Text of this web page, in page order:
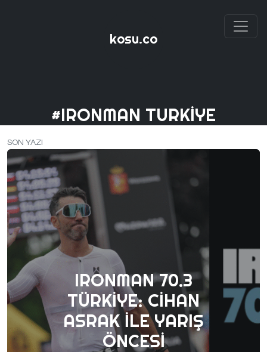
kosu.co
#IRONMAN TURKIYE
SON YAZI
IRONMAN 70.3
TÜRKIYE: CIHAN
ASRAK ILE YARIŞ
ÖNCESI